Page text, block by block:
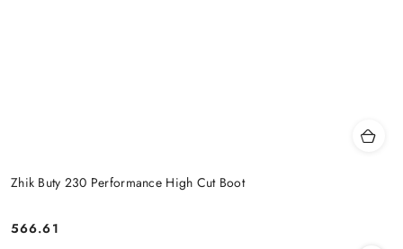
Zhik Buty 230 Performance High Cut Boot
Cena:
566.61